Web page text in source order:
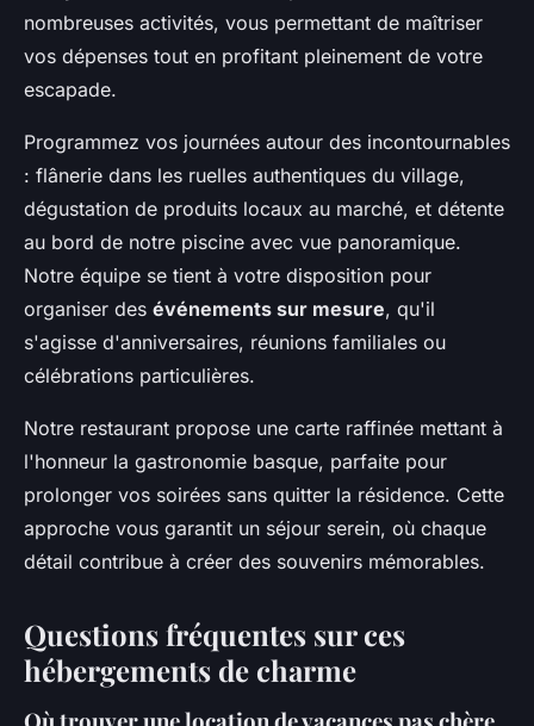
nombreuses activités, vous permettant de maîtriser
vos dépenses tout en profitant pleinement de votre
escapade.
Programmez vos journées autour des incontournables
: flânerie dans les ruelles authentiques du village,
dégustation de produits locaux au marché, et détente
au bord de notre piscine avec vue panoramique.
Notre équipe se tient à votre disposition pour
organiser des événements sur mesure, qu'il
s'agisse d'anniversaires, réunions familiales ou
célébrations particulières.
Notre restaurant propose une carte raffinée mettant à
l'honneur la gastronomie basque, parfaite pour
prolonger vos soirées sans quitter la résidence. Cette
approche vous garantit un séjour serein, où chaque
détail contribue à créer des souvenirs mémorables.
Questions fréquentes sur ces
hébergements de charme